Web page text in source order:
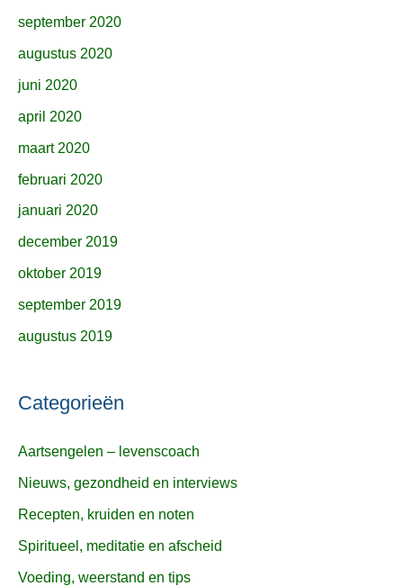
september 2020
augustus 2020
juni 2020
april 2020
maart 2020
februari 2020
januari 2020
december 2019
oktober 2019
september 2019
augustus 2019
Categorieën
Aartsengelen – levenscoach
Nieuws, gezondheid en interviews
Recepten, kruiden en noten
Spiritueel, meditatie en afscheid
Voeding, weerstand en tips